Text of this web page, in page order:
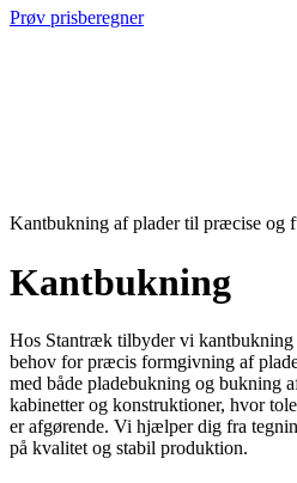
Prøv prisberegner
Kantbukning af plader til præcise og
Kantbukning
Hos Stantræk tilbyder vi kantbukning
behov for præcis formgivning af
med både pladebukning og bukning
kabinetter og konstruktioner, hvor
er afgørende. Vi hjælper dig fra
på kvalitet og stabil produktion.